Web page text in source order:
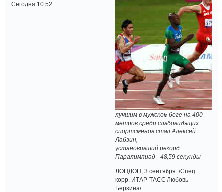
Сегодня 10:52
лучшим в мужском беге на 400
метров среди слабовидящих
спортсменов стал Алексей
Лабзин,
установивший рекорд
Паралимпиад - 48,59 секунды
ЛОНДОН, 3 сентября. /Спец.
корр. ИТАР-ТАСС Любовь
Берзина/.